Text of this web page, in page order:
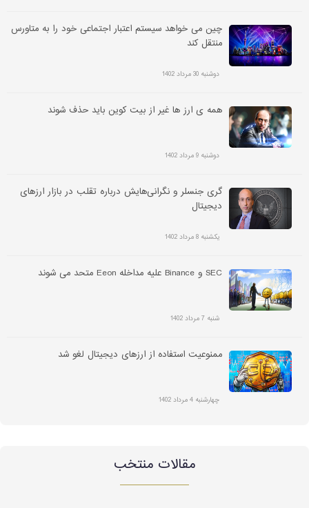
چین می خواهد سیستم اعتبار اجتماعی خود را به متاورس
منتقل کند
دوشنبه 30 مرداد 1402
همه ی ارز ها غیر از بیت کوین باید حذف شوند
دوشنبه 9 مرداد 1402
گری جنسلر و نگرانی‌هایش درباره تقلب در بازار ارزهای
دیجیتال
یکشنبه 8 مرداد 1402
SEC و Binance علیه مداخله Eeon متحد می شوند
شنبه 7 مرداد 1402
ممنوعیت استفاده از ارزهای دیجیتال لغو شد
چهارشنبه 4 مرداد 1402
مقالات منتخب